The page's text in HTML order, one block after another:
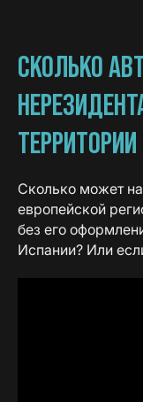
СКОЛЬКО
Сколько может
европейской
без его
Испании? Или